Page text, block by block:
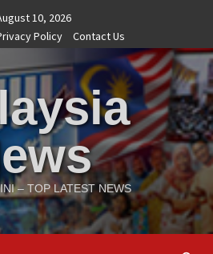
10, 2026
Policy Contact Us
– TOP LATEST NEWS